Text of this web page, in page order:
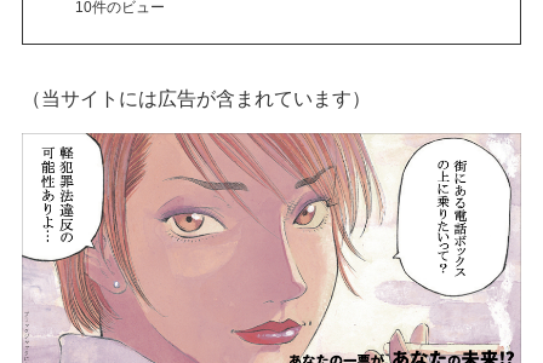
10件のビュー
（当サイトには広告が含まれています）